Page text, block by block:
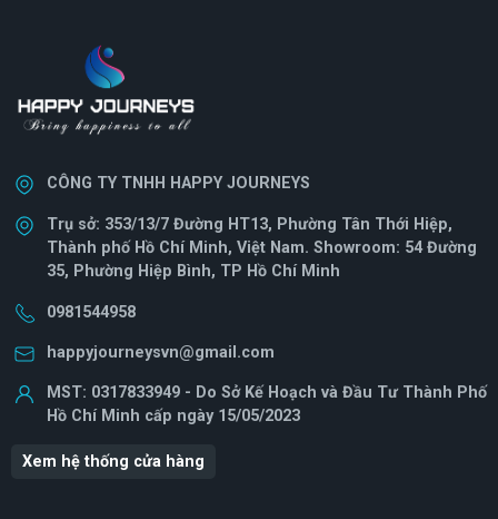
CÔNG TY TNHH HAPPY JOURNEYS
Trụ sở: 353/13/7 Đường HT13, Phường Tân Thới Hiệp,
Thành phố Hồ Chí Minh, Việt Nam. Showroom: 54 Đường
35, Phường Hiệp Bình, TP Hồ Chí Minh
0981544958
happyjourneysvn@gmail.com
MST: 0317833949 - Do Sở Kế Hoạch và Đầu Tư Thành Phố
Hồ Chí Minh cấp ngày 15/05/2023
Xem hệ thống cửa hàng